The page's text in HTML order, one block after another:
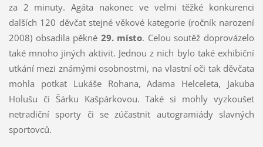
za 2 minuty. Agáta nakonec ve velmi těžké konkurenci
dalších 120 děvčat stejné věkové kategorie (ročník narození
2008) obsadila pěkné 29. místo. Celou soutěž doprovázelo
také mnoho jiných aktivit. Jednou z nich bylo také exhibiční
utkání mezi známými osobnostmi, na vlastní oči tak děvčata
mohla potkat Lukáše Rohana, Adama Helceleta, Jakuba
Holušu či Šárku Kašpárkovou. Také si mohly vyzkoušet
netradiční sporty či se zúčastnit autogramiády slavných
sportovců.